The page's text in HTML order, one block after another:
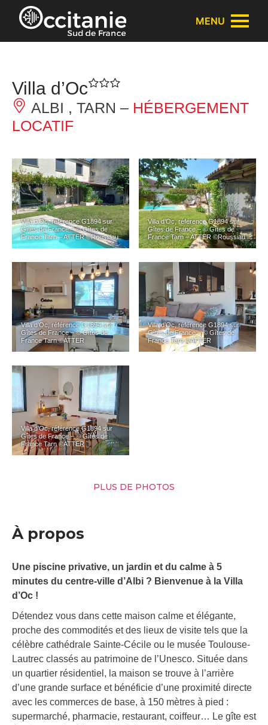
Panneau de gestion des cookies
MENU
Villa d’Oc
ALBI , TARN – HÉBERGEMENT
LOCATIF
Villa d’Oc, référence G1894 sur
Gîtes de France – © Gîtes de
France Tarn – ATTER ©Roussiau
Villa d’Oc, référence G1894 sur
Gîtes de France – © Gîtes de
France Tarn – ATTER ©Roussiau
Villa d’Oc, référence G1894 sur
Gîtes de France – © Gîtes de
France Tarn ©ATTER
Villa d’Oc, référence G1894 sur
Gîtes de France – © Gîtes de
France Tarn ©ATTER
Villa d’Oc, référence G1894 sur
Gîtes de France – © Gîtes de
France Tarn ©ATTER
PLUS DE PHOTOS
À propos
Une piscine privative, un jardin et du calme à 5
minutes du centre-ville d’Albi ? Bienvenue à la Villa
d’Oc !
Détendez vous dans cette maison calme et élégante,
proche des commodités et des lieux de visite tels que la
célèbre cathédrale Sainte-Cécile ou le musée Toulouse-
Lautrec classés au patrimoine de l’Unesco. Située dans
un quartier résidentiel, la maison se trouve à l’arrière
d’une grande surface et bénéficie d’une proximité directe
avec les commerces de base, à 150 mètres à pied :
supermarché, pharmacie, restaurant, coiffeur… Le gîte est